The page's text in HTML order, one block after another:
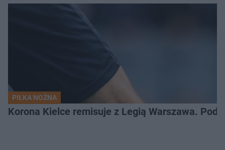
PIŁKA NOŻNA
Korona Kielce remisuje z Legią Warszawa.